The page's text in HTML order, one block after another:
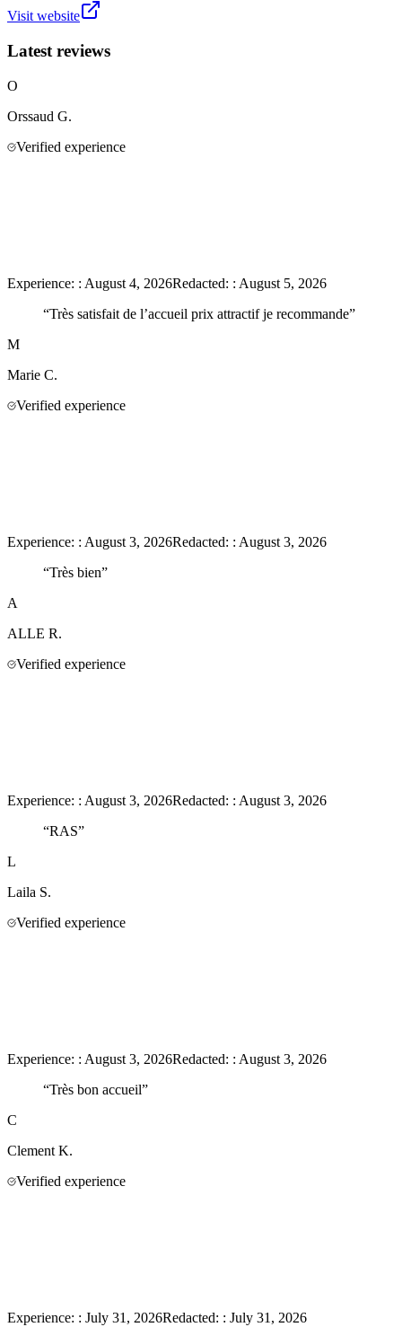
Visit website
Latest reviews
O
Orssaud G.
Verified experience
Experience: : August 4, 2026Redacted: : August 5, 2026
“Très satisfait de l’accueil prix attractif je recommande”
M
Marie C.
Verified experience
Experience: : August 3, 2026Redacted: : August 3, 2026
“Très bien”
A
ALLE R.
Verified experience
Experience: : August 3, 2026Redacted: : August 3, 2026
“RAS”
L
Laila S.
Verified experience
Experience: : August 3, 2026Redacted: : August 3, 2026
“Très bon accueil”
C
Clement K.
Verified experience
Experience: : July 31, 2026Redacted: : July 31, 2026